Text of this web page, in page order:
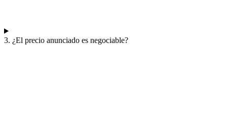
3. ¿El precio anunciado es negociable?